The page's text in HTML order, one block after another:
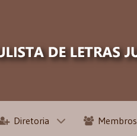
Diretoria Membros